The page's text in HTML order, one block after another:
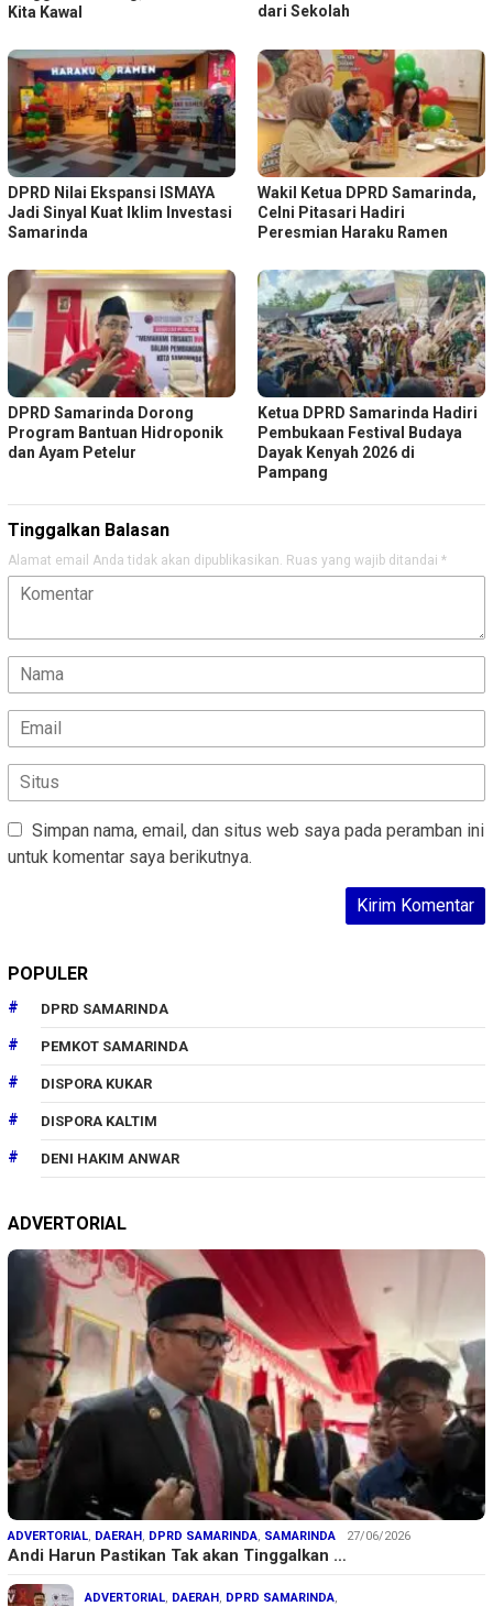
Kita Kawal
dari Sekolah
DPRD Nilai Ekspansi ISMAYA
Jadi Sinyal Kuat Iklim Investasi
Samarinda
Wakil Ketua DPRD Samarinda,
Celni Pitasari Hadiri
Peresmian Haraku Ramen
DPRD Samarinda Dorong
Program Bantuan Hidroponik
dan Ayam Petelur
Ketua DPRD Samarinda Hadiri
Pembukaan Festival Budaya
Dayak Kenyah 2026 di
Pampang
Tinggalkan Balasan
Alamat email Anda tidak akan dipublikasikan. Ruas yang wajib ditandai *
Simpan nama, email, dan situs web saya pada peramban ini
untuk komentar saya berikutnya.
POPULER
DPRD SAMARINDA
PEMKOT SAMARINDA
DISPORA KUKAR
DISPORA KALTIM
DENI HAKIM ANWAR
ADVERTORIAL
ADVERTORIAL, DAERAH, DPRD SAMARINDA, SAMARINDA 27/06/2026
Andi Harun Pastikan Tak akan Tinggalkan …
ADVERTORIAL, DAERAH, DPRD SAMARINDA,